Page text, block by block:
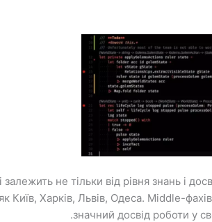
залежить не тільки від рівня знань і
Київ, Харків, Львів, Одеса. Middle-
значний досвід роботи у